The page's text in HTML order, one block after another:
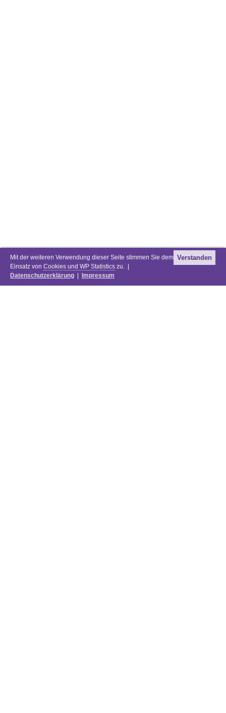
Mit der weiteren Verwendung dieser Seite stimmen Sie dem
Einsatz von Cookies und WP Statistics zu. |
Datenschutzerklärung
Impressum
Verstanden